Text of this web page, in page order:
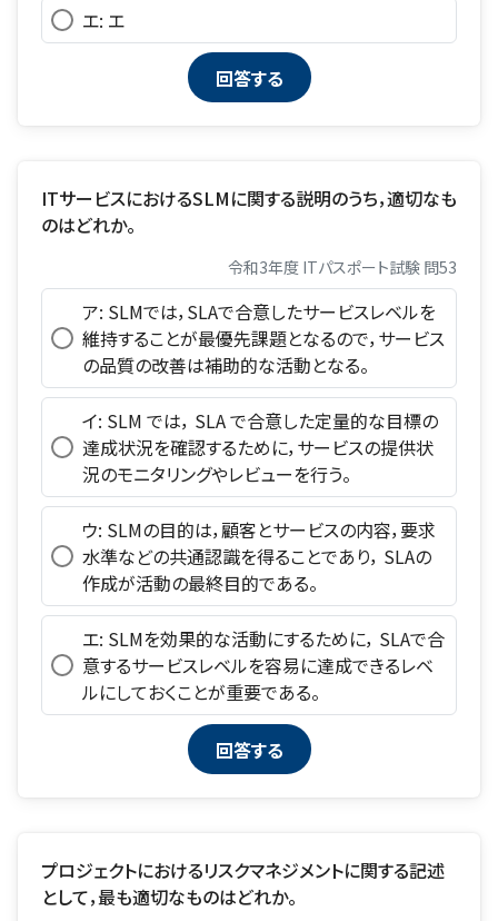
エ: エ
ITサービスにおけるSLMに関する説明のうち，適切なも
のはどれか。
令和3年度 ITパスポート試験 問53
ア: SLMでは，SLAで合意したサービスレベルを
維持することが最優先課題となるので，サービス
の品質の改善は補助的な活動となる。
イ: SLM では， SLA で合意した定量的な目標の
達成状況を確認するために，サービスの提供状
況のモニタリングやレビューを行う。
ウ: SLMの目的は，顧客とサービスの内容，要求
水準などの共通認識を得ることであり， SLAの
作成が活動の最終目的である。
エ: SLMを効果的な活動にするために， SLAで合
意するサービスレベルを容易に達成できるレベ
ルにしておくことが重要である。
プロジェクトにおけるリスクマネジメントに関する記述
として，最も適切なものはどれか。